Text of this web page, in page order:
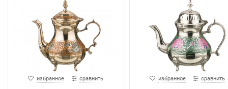
избранное сравнить избранное сравнить